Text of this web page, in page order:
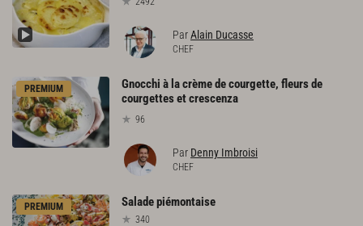
ParAlain Ducasse
CHEF
PREMIUM
Gnocchi à la crème de courgette, fleurs de
courgettes et crescenza
96
Par Denny Imbroisi
CHEF
PREMIUM Saladepiémontaise
340